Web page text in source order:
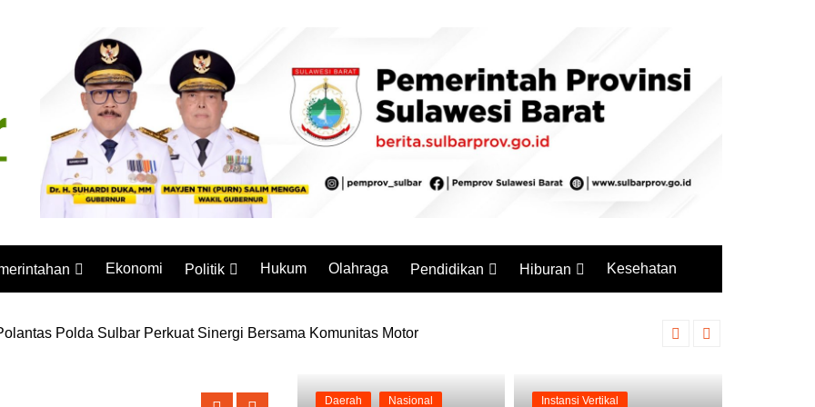
Vertikal
Ekonomi Politik
Pemilu
Hukum Olahraga Pendidikan
Sejarah
Hiburan Kesehatan
Kapolda Sulbar Tekankan Kualitas dan Ketepatan Waktu
Kemarau Melanda,
Daerah Nasional Instansi Vertikal